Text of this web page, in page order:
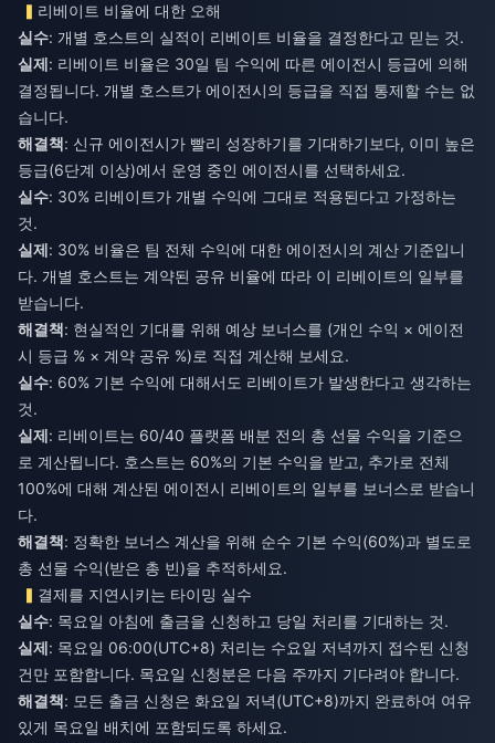
리베이트 비율에 대한 오해
실수: 개별 호스트의 실적이 리베이트 비율을 결정한다고 믿는 것.
실제: 리베이트 비율은 30일 팀 수익에 따른 에이전시 등급에 의해
결정됩니다. 개별 호스트가 에이전시의 등급을 직접 통제할 수는 없
습니다.
해결책: 신규 에이전시가 빨리 성장하기를 기대하기보다, 이미 높은
등급(6단계 이상)에서 운영 중인 에이전시를 선택하세요.
실수: 30% 리베이트가 개별 수익에 그대로 적용된다고 가정하는
것.
실제: 30% 비율은 팀 전체 수익에 대한 에이전시의 계산 기준입니
다. 개별 호스트는 계약된 공유 비율에 따라 이 리베이트의 일부를
받습니다.
해결책: 현실적인 기대를 위해 예상 보너스를 (개인 수익 × 에이전
시 등급 % × 계약 공유 %)로 직접 계산해 보세요.
실수: 60% 기본 수익에 대해서도 리베이트가 발생한다고 생각하는
것.
실제: 리베이트는 60/40 플랫폼 배분 전의 총 선물 수익을 기준으
로 계산됩니다. 호스트는 60%의 기본 수익을 받고, 추가로 전체
100%에 대해 계산된 에이전시 리베이트의 일부를 보너스로 받습니
다.
해결책: 정확한 보너스 계산을 위해 순수 기본 수익(60%)과 별도로
총 선물 수익(받은 총 빈)을 추적하세요.
결제를 지연시키는 타이밍 실수
실수: 목요일 아침에 출금을 신청하고 당일 처리를 기대하는 것.
실제: 목요일 06:00(UTC+8) 처리는 수요일 저녁까지 접수된 신청
건만 포함합니다. 목요일 신청분은 다음 주까지 기다려야 합니다.
해결책: 모든 출금 신청은 화요일 저녁(UTC+8)까지 완료하여 여유
있게 목요일 배치에 포함되도록 하세요.